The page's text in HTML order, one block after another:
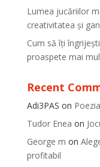
Lumea jucăriilor
creativitatea și
Cum să îți
proaspete mai
Recent
Adi3PAS on
Tudor Enea on
George m on
profitabil